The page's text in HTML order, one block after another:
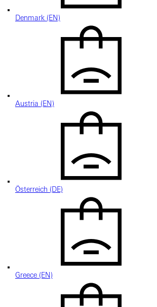
Denmark (EN)
Austria (EN)
Österreich (DE)
Greece (EN)